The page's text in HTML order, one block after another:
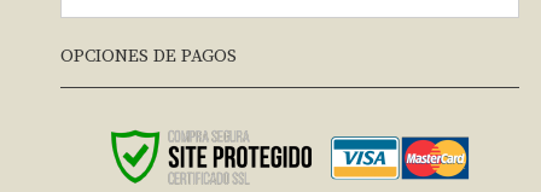
OPCIONES DE PAGOS